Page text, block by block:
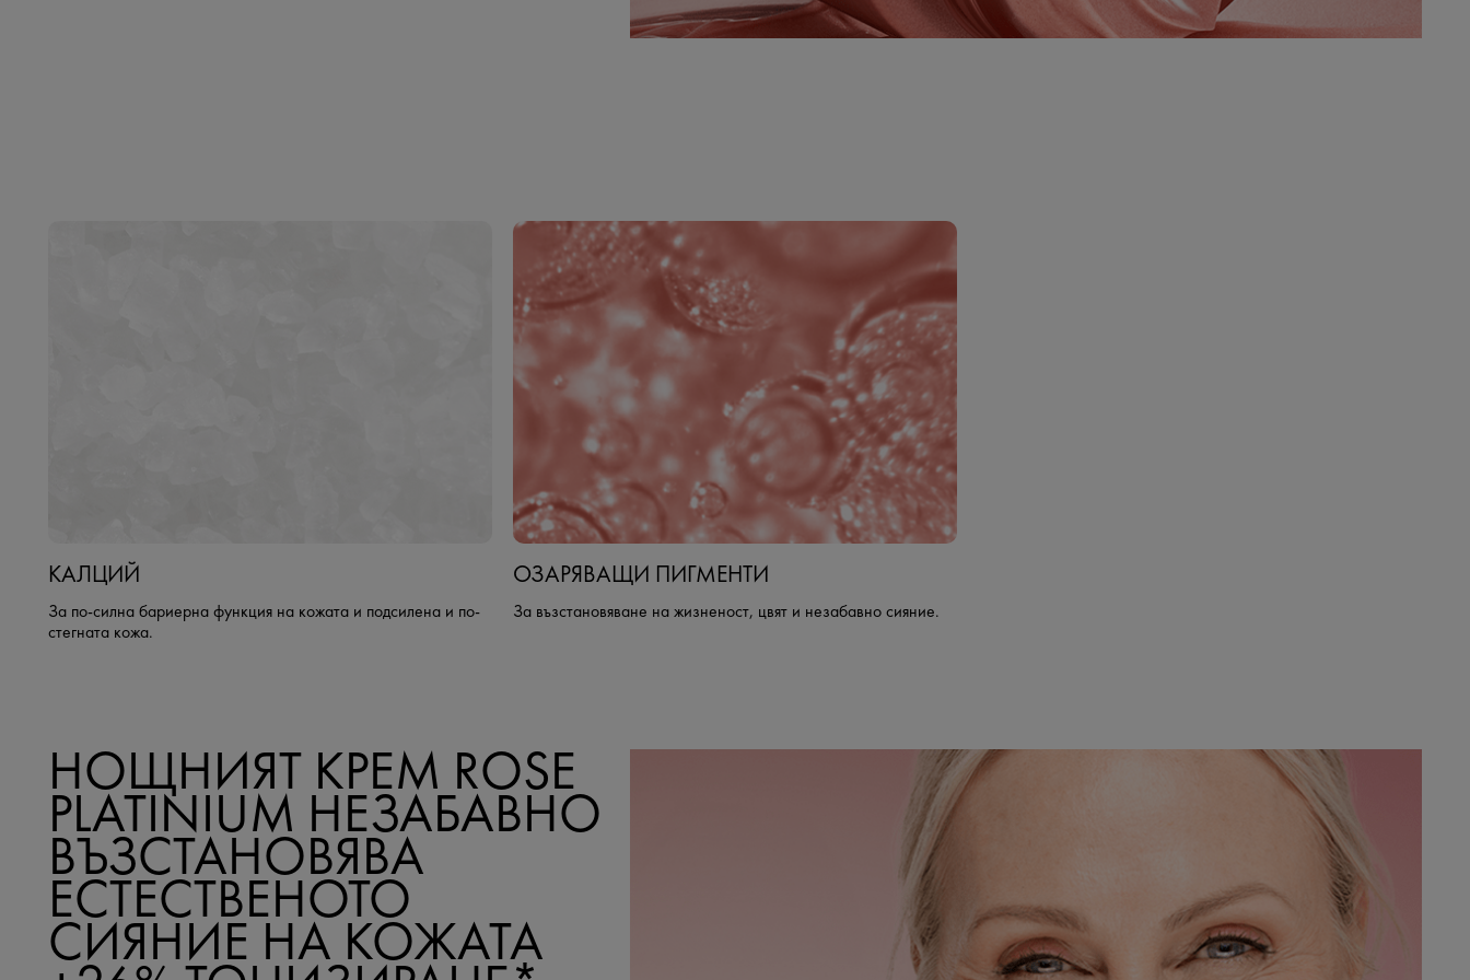
КАЛЦИЙ
За по-силна бариерна функция на кожата и подсилена и по-
стегната кожа.
ОЗАРЯВАЩИ ПИГМЕНТИ
За възстановяване на жизненост, цвят и незабавно сияние.
НОЩНИЯТ КРЕМ ROSE
PLATINIUM НЕЗАБАВНО
ВЪЗСТАНОВЯВА
ЕСТЕСТВЕНОТО
СИЯНИЕ НА КОЖАТА